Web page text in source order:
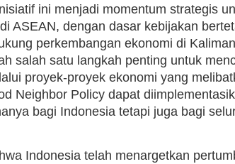
ini menjadi momentum strategis
ASEAN, dengan dasar kebijakan
perkembangan ekonomi di
salah satu langkah penting untuk
proyek-proyek ekonomi yang
Neighbor Policy dapat
bagi Indonesia tetapi juga bagi
Indonesia telah menargetkan